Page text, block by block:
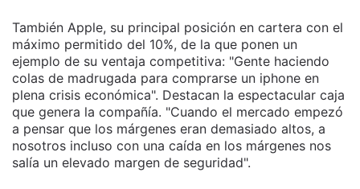
También Apple, su principal posición en cartera con el
máximo permitido del 10%, de la que ponen un
ejemplo de su ventaja competitiva: "Gente haciendo
colas de madrugada para comprarse un iphone en
plena crisis económica". Destacan la espectacular caja
que genera la compañía. "Cuando el mercado empezó
a pensar que los márgenes eran demasiado altos, a
nosotros incluso con una caída en los márgenes nos
salía un elevado margen de seguridad".